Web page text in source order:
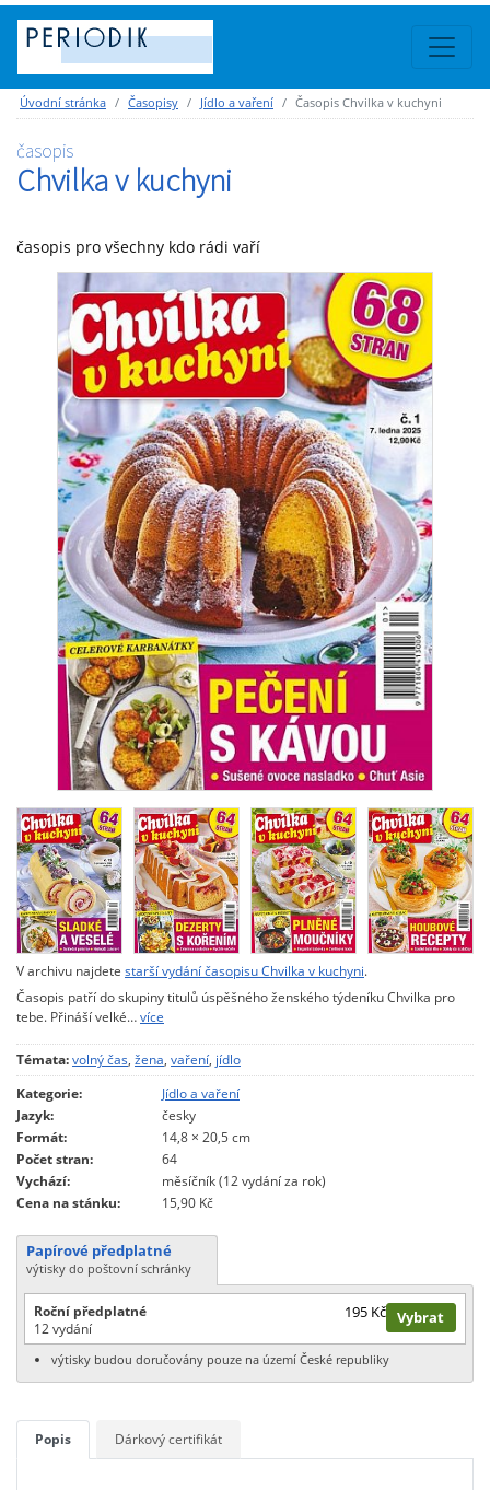
Úvodní stránka Časopisy Jídlo a vaření Časopis Chvilka v kuchyni
časopis
Chvilka v kuchyni
časopis pro všechny kdo rádi vaří
V archivu najdete starší vydání časopisu Chvilka v kuchyni.
Časopis patří do skupiny titulů úspěšného ženského týdeníku Chvilka pro
tebe. Přináší velké…více
Témata:volný čas, žena, vaření, jídlo
Kategorie:
Jídlo a vaření
Jazyk:
česky
Formát:
14,8 × 20,5 cm
Počet stran:
64
Vychází:
měsíčník (12 vydání za rok)
Cena na stánku:
15,90 Kč
Papírové předplatné
výtisky do poštovní schránky
Roční předplatné
12 vydání
195 Kč Vybrat
výtisky budou doručovány pouze na území České republiky
Popis Dárkový certifikát